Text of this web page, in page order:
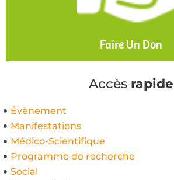
Faire Un Don
Accès rapide
Évènement
Manifestations
Médico-Scientifique
Programme de recherche
Social